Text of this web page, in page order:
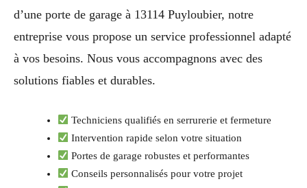
d’une porte de garage à 13114 Puyloubier, notre
entreprise vous propose un service professionnel adapté
à vos besoins. Nous vous accompagnons avec des
solutions fiables et durables.
Techniciens qualifiés en serrurerie et fermeture
Intervention rapide selon votre situation
Portes de garage robustes et performantes
Conseils personnalisés pour votre projet